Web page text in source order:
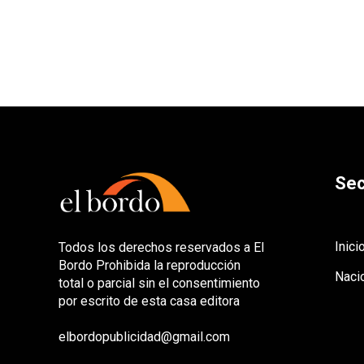
Todos los derechos reservados a El
Bordo Prohibida la reproducción
total o parcial sin el consentimiento
por escrito de esta casa editora
elbordopublicidad@gmail.com